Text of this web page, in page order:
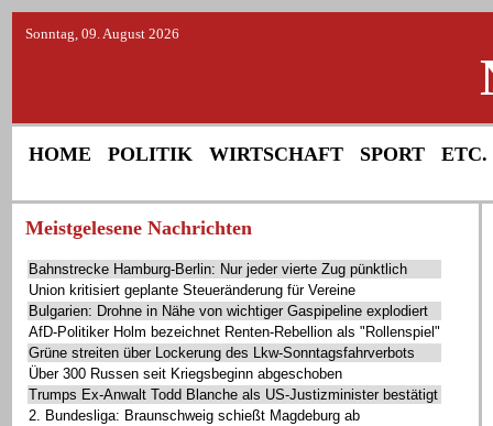
Sonntag, 09. August 2026
HOME POLITIK WIRTSCHAFT SPORT ETC.
Meistgelesene Nachrichten
Bahnstrecke Hamburg-Berlin: Nur jeder vierte Zug pünktlich
Union kritisiert geplante Steueränderung für Vereine
Bulgarien: Drohne in Nähe von wichtiger Gaspipeline explodiert
AfD-Politiker Holm bezeichnet Renten-Rebellion als "Rollenspiel"
Grüne streiten über Lockerung des Lkw-Sonntagsfahrverbots
Über 300 Russen seit Kriegsbeginn abgeschoben
Trumps Ex-Anwalt Todd Blanche als US-Justizminister bestätigt
2. Bundesliga: Braunschweig schießt Magdeburg ab